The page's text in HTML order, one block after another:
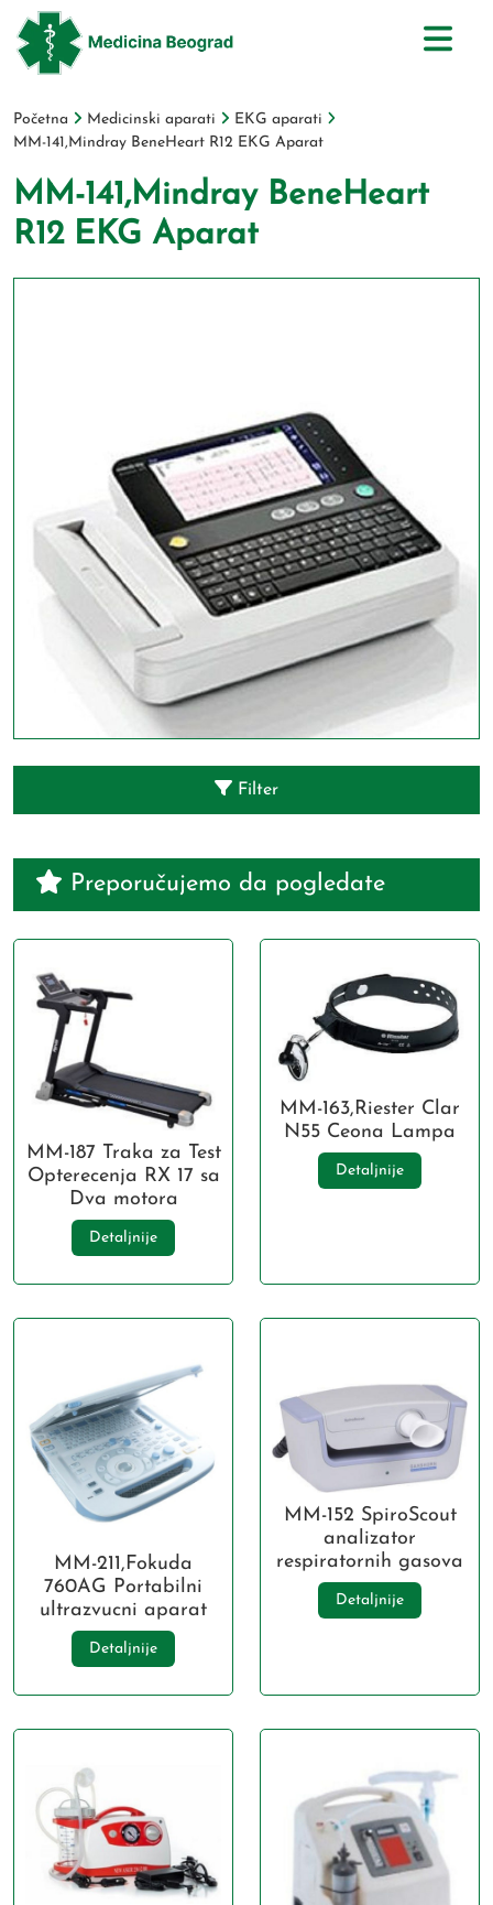
Početna Medicinski aparati
EKG aparati
MM-141,Mindray BeneHeart R12 EKG Aparat
MM-141,Mindray BeneHeart
R12 EKG Aparat
Filter
Preporučujemo da pogledate
MM-187 Traka za Test
Opterecenja RX 17 sa
Dva motora
Detaljnije
MM-163,Riester Clar
N55 Ceona Lampa
Detaljnije
MM-211,Fokuda
760AG Portabilni
ultrazvucni aparat
Detaljnije
MM-152 SpiroScout
analizator
respiratornih gasova
Detaljnije